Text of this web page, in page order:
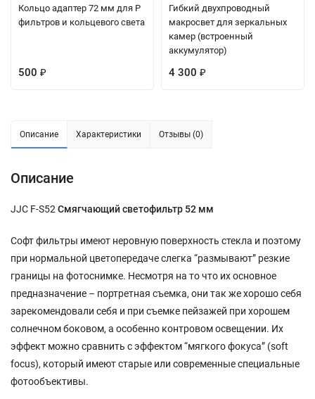
Кольцо адаптер 72 мм для P
фильтров и кольцевого света
500 ₽
Гибкий двухпроводный
макросвет для зеркальных
камер (встроенный
аккумулятор)
4 300 ₽
Описание Характеристики Отзывы (0)
Описание
JJC F-S52 Смягчающий светофильтр 52 мм
Софт фильтры имеют неровную поверхность стекла и поэтому
при нормальной цветопередаче слегка “размывают” резкие
границы на фотоснимке. Несмотря на то что их основное
предназначение – портретная съемка, они так же хорошо себя
зарекомендовали себя и при съемке пейзажей при хорошем
солнечном боковом, а особенно контровом освещении. Их
эффект можно сравнить с эффектом “мягкого фокуса” (soft
focus), который имеют старые или современные специальные
фотообъективы.